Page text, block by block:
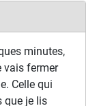
minutes,
vais fermer
Celle qui
que je lis